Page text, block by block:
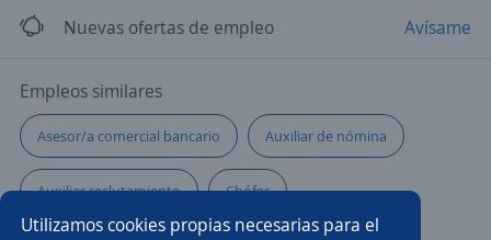
Utilizamos cookies propias necesarias para el
Nuevas ofertas de empleo Avísame
Empleos similares
Asesor/a comercial bancario Auxiliar de nómina
Auxiliar reclutamiento Chófer